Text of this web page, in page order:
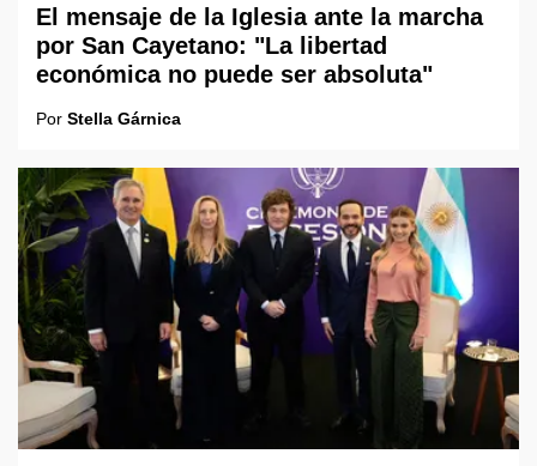
El mensaje de la Iglesia ante la marcha
por San Cayetano: "La libertad
económica no puede ser absoluta"
Por Stella Gárnica